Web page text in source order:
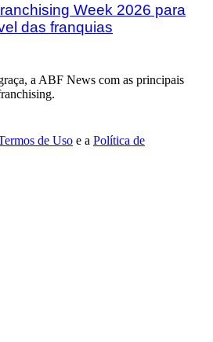
Week 2026 para
das franquias
a ABF News com as principais
de Uso e a Política de